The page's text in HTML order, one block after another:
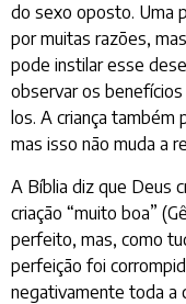
do sexo oposto. Uma
por muitas razões,
pode instilar esse
observar os
los. A criança
mas isso não muda a
A Bíblia diz que Deus
criação “muito boa”
perfeito, mas, como
perfeição foi
negativamente toda a